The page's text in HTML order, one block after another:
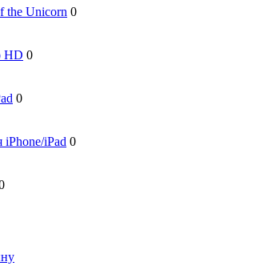
the Unicorn 0
HD 0
0
iPhone/iPad 0